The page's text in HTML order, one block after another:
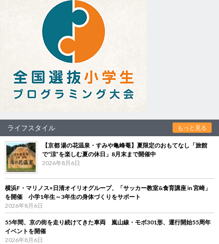
ライフスタイル もっと見る
【京都 湯の花温泉・すみや亀峰菴】夏限定のおもてなし「旅館
で“涼”を楽しむ夏の休日」8月末まで開催中
2026年8月6日
横浜F・マリノス×日清オイリオグループ、「サッカー教室&食育講座 in 宮崎」
を開催 小学1年生～3年生の身体づくりをサポート
2026年8月6日
55年間、京の街を走り続けてきた車両 嵐山線・モボ301形、運行開始55周年
イベントを開催
2026年8月6日